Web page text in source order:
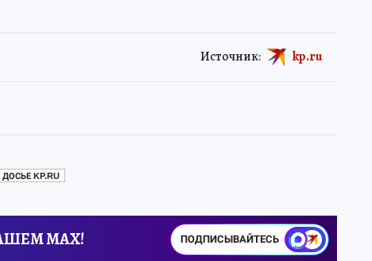
Источник: kp.ru
KP.RU
MAX! ПОДПИСЫВАЙТЕСЬ